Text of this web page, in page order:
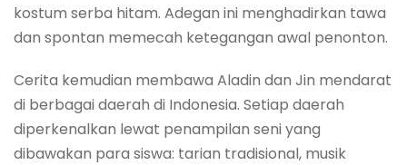
kostum serba hitam. Adegan ini menghadirkan tawa
dan spontan memecah ketegangan awal penonton.
Cerita kemudian membawa Aladin dan Jin mendarat
di berbagai daerah di Indonesia. Setiap daerah
diperkenalkan lewat penampilan seni yang
dibawakan para siswa: tarian tradisional, musik